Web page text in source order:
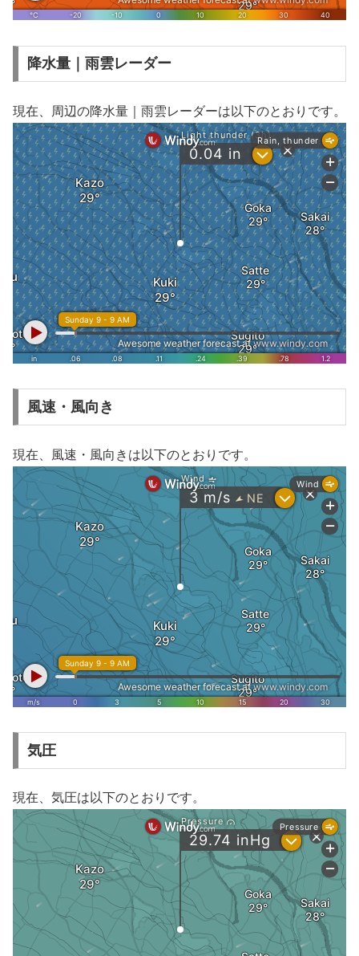
降水量｜雨雲レーダー
現在、周辺の降水量｜雨雲レーダーは以下のとおりです。
風速・風向き
現在、風速・風向きは以下のとおりです。
気圧
現在、気圧は以下のとおりです。